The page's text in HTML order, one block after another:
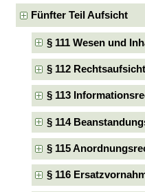
Fünfter Teil Aufsicht
§ 111 Wesen und
§ 112
§ 113
§ 114
§ 115
§ 116